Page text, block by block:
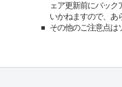
ェア更新前にバック
いかねますので、あ
その他のご注意点は